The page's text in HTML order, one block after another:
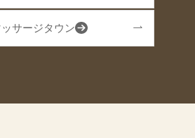
ッサージタウン